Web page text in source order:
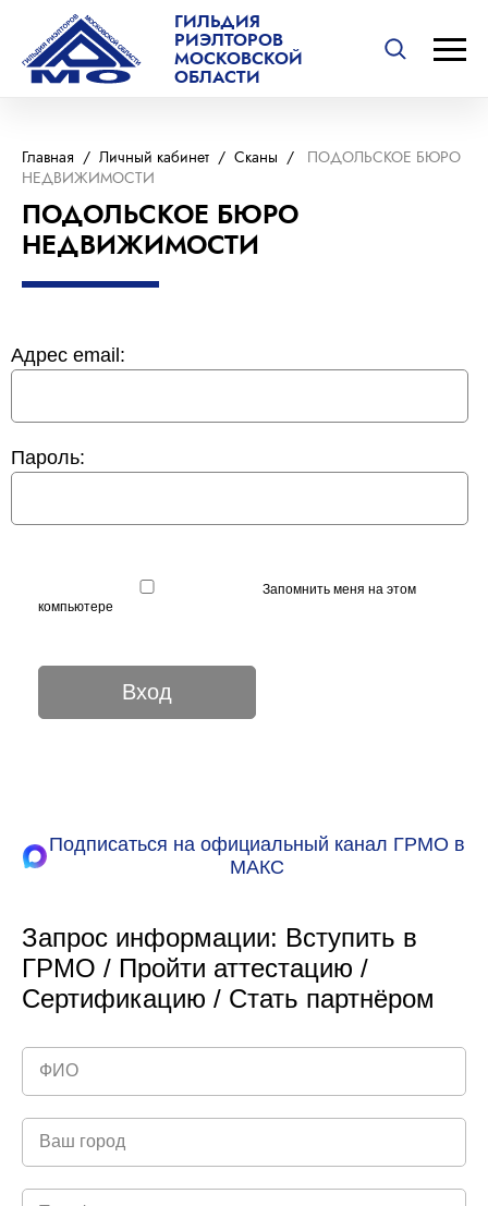
ГИЛЬДИЯ
РИЭЛТОРОВ
МОСКОВСКОЙ
ОБЛАСТИ
Главная / Личный кабинет / Сканы /
ПОДОЛЬСКОЕ БЮРО
НЕДВИЖИМОСТИ
ПОДОЛЬСКОЕ БЮРО
НЕДВИЖИМОСТИ
Адрес email:
Пароль:
Запомнить меня на этом
компьютере
Подписаться на официальный канал ГРМО в
МАКС
Запрос информации: Вступить в
ГРМО / Пройти аттестацию /
Сертификацию / Стать партнёром